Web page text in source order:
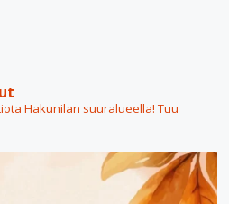
Hakunilan suuralueella! Tuu